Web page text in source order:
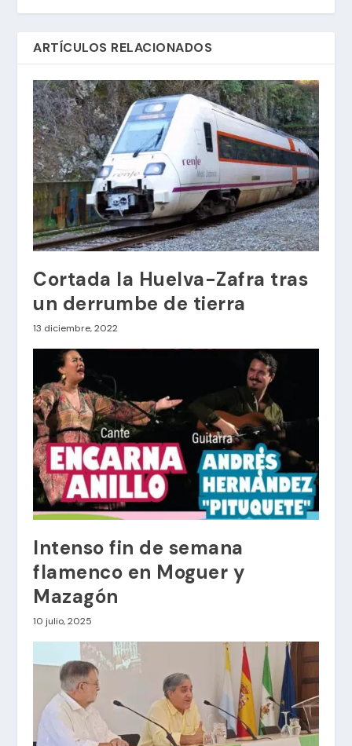
ARTÍCULOS RELACIONADOS
Cortada la Huelva-Zafra tras
un derrumbe de tierra
13 diciembre, 2022
Intenso fin de semana
flamenco en Moguer y
Mazagón
10 julio, 2025